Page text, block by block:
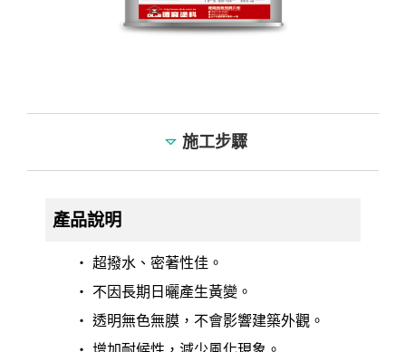
施工步驟
產品說明
‧ 超撥水、密著性佳。
‧ 不因長期日曬產生黃變。
‧ 透明無色無膜，不會影響建築外觀。